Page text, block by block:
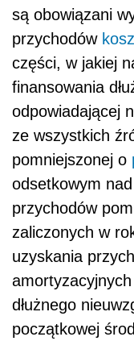
są obowiązani
przychodów
części, w jakiej
finansowania
odpowiadającej
ze wszystkich
pomniejszonej o
odsetkowym
przychodów
zaliczonych w
uzyskania
dłużnego
początkowej